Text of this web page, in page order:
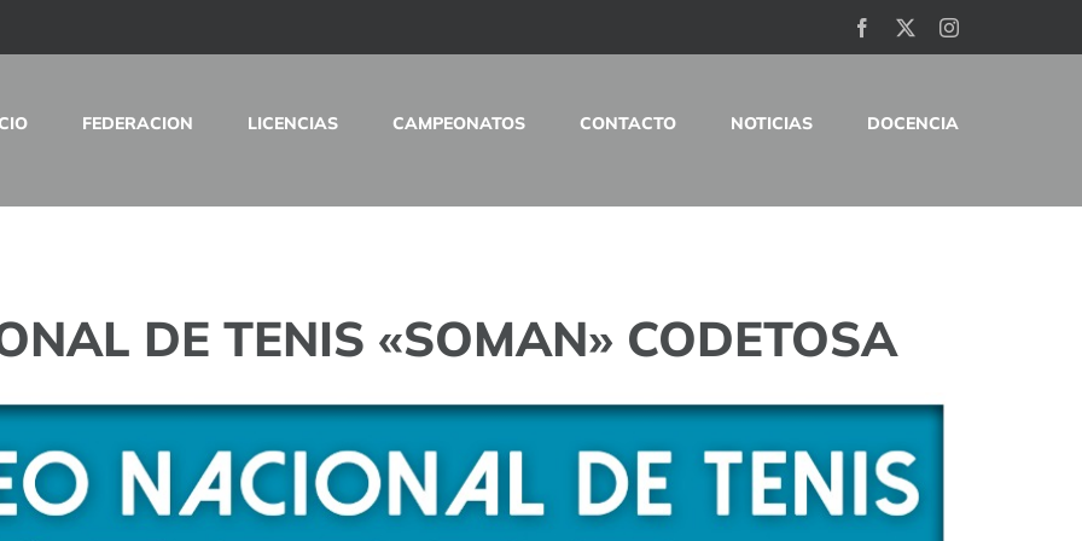
Facebook Instagram
FEDERACION LICENCIAS CAMPEONATOS CONTACTO NOTICIAS DOCENCIA
DE TENIS «SOMAN» CODETOSA